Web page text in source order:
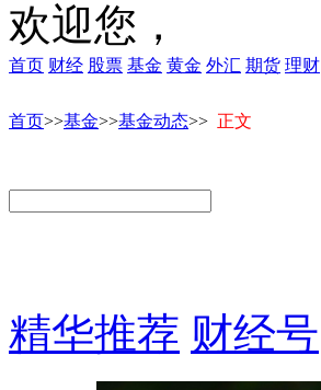
欢迎您，
首页 财经 股票 基金 黄金 外汇 期货 理财
首页>>基金>>基金动态>> 正文
精华推荐 财经号